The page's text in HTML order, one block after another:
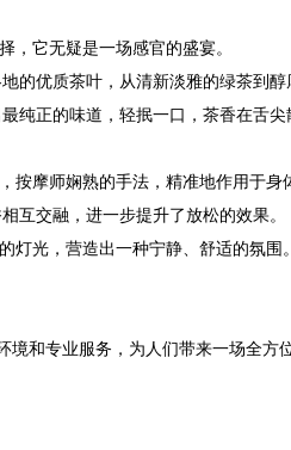
，它无疑是一场感官的盛宴。
的优质茶叶，从清新淡雅的绿茶到
纯正的味道，轻抿一口，茶香在舌
按摩师娴熟的手法，精准地作用于身
互交融，进一步提升了放松的效果。
灯光，营造出一种宁静、舒适的氛
境和专业服务，为人们带来一场全方